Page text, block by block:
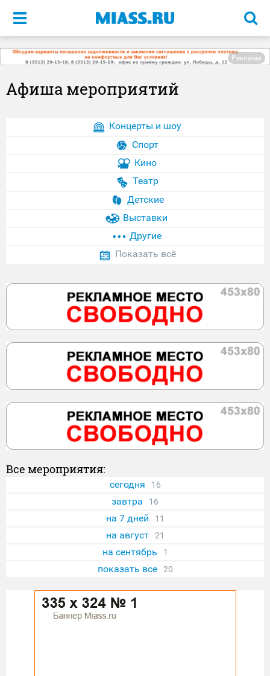
Меню
Реклама
Афиша мероприятий
Концерты и шоу
Спорт
Кино
Театр
Детские
Выставки
Другие
Показать всё
Все мероприятия:
сегодня 16
завтра 16
на 7 дней 11
на август 21
на сентябрь 1
показать все 20